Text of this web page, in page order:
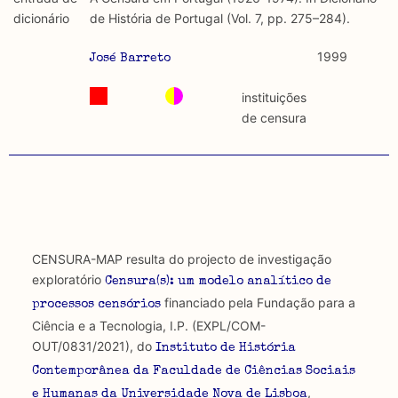
académicos.
Limitações
produzidos até 2022, contudo não foi possível ter acesso
a algumas das publicações que aqui se encontram
discurso e uso da liberdade de expressão. Trata-se de
uma censura que é omnipresente, dado que é
Regulatória e Constitutiva : são combinadas ambas
abordagens.
Combinação teórico-empírica
Os resultados obtidos podem ser exportados em formato
.csv para importação em programas de folha de cálculo
dicionário
de História de Portugal (Vol. 7, pp. 275–284).
José Barreto 1999
instituições
de censura
CENSURA-MAP resulta do projecto de investigação
exploratório Censura(s): um modelo analítico de
processos censóriosfinanciado pela Fundação para a
Ciência e a Tecnologia, I.P. (EXPL/COM-
OUT/0831/2021), do Instituto de História
Contemporânea da Faculdade de Ciências Sociais
e Humanas da Universidade Nova de Lisboa,